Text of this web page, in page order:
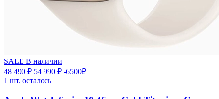
SALE В наличии
48 490 ₽ 54 990 ₽ -6500₽
1 шт. осталось